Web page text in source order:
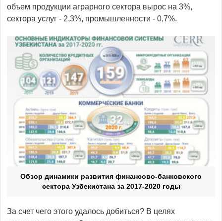
объем продукции аграрного сектора вырос на 3%,
сектора услуг - 2,3%, промышленности - 0,7%.
Обзор динамики развития финансово-банковского
сектора Узбекистана за 2017-2020 годы
За счет чего этого удалось добиться? В целях